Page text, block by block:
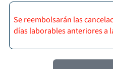
Se reembolsarán las
días laborables anteriores a